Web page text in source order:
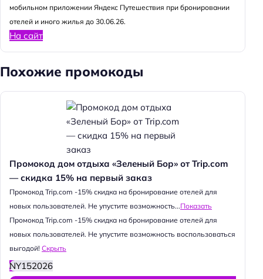
мобильном приложении Яндекс Путешествия при бронировании
отелей и иного жилья до 30.06.26.
На сайт
Похожие промокоды
Промокод дом отдыха «Зеленый Бор» от Trip.com
— скидка 15% на первый заказ
Промокод Trip.com -15% скидка на бронирование отелей для
новых пользователей. Не упустите возможность...Показать
Промокод Trip.com -15% скидка на бронирование отелей для
новых пользователей. Не упустите возможность воспользоваться
выгодой! Скрыть
NY152026